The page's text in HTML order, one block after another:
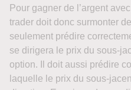
Pour gagner de l’argent
trader doit donc surmonter
seulement prédire
se dirigera le prix du sous-
option. Il doit aussi prédire
laquelle le prix du sous-